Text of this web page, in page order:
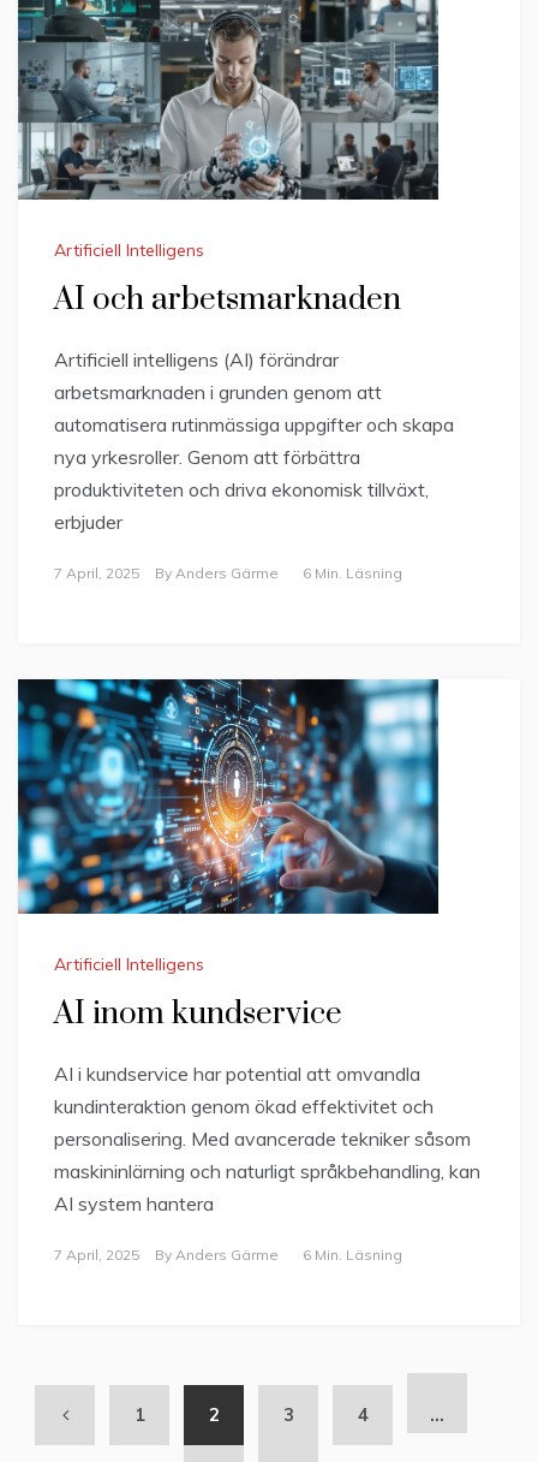
Artificiell Intelligens
AI och arbetsmarknaden
Artificiell intelligens (AI) förändrar
arbetsmarknaden i grunden genom att
automatisera rutinmässiga uppgifter och skapa
nya yrkesroller. Genom att förbättra
produktiviteten och driva ekonomisk tillväxt,
erbjuder
7 April, 2025 By Anders Gärme 6 Min. Läsning
Artificiell Intelligens
AI inom kundservice
AI i kundservice har potential att omvandla
kundinteraktion genom ökad effektivitet och
personalisering. Med avancerade tekniker såsom
maskininlärning och naturligt språkbehandling, kan
AI system hantera
7 April, 2025 By Anders Gärme 6 Min. Läsning
1 2 3 4 …